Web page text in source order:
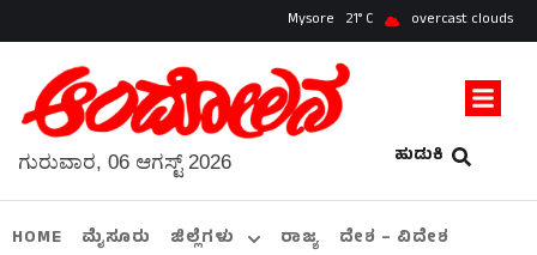
Mysore 21 overcast clouds
ಹುಡುಕಿ
ಗುರುವಾರ, 06 ಆಗಸ್ಟ್ 2026
HOME ಮೈಸೂರು ಜಿಲ್ಲೆಗಳು ರಾಜ್ಯ
ದೇಶ – ವಿದೇಶ